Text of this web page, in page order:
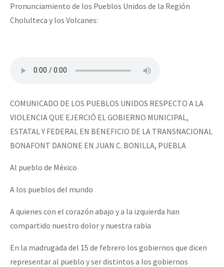
Pronunciamiento de los Pueblos Unidos de la Región
Cholulteca y los Volcanes:
COMUNICADO DE LOS PUEBLOS UNIDOS RESPECTO A LA
VIOLENCIA QUE EJERCIÓ EL GOBIERNO MUNICIPAL,
ESTATAL Y FEDERAL EN BENEFICIO DE LA TRANSNACIONAL
BONAFONT DANONE EN JUAN C. BONILLA, PUEBLA
Al pueblo de México
A los pueblos del mundo
A quienes con el corazón abajo y a la izquierda han
compartido nuestro dolor y nuestra rabia
En la madrugada del 15 de febrero los gobiernos que dicen
representar al pueblo y ser distintos a los gobiernos